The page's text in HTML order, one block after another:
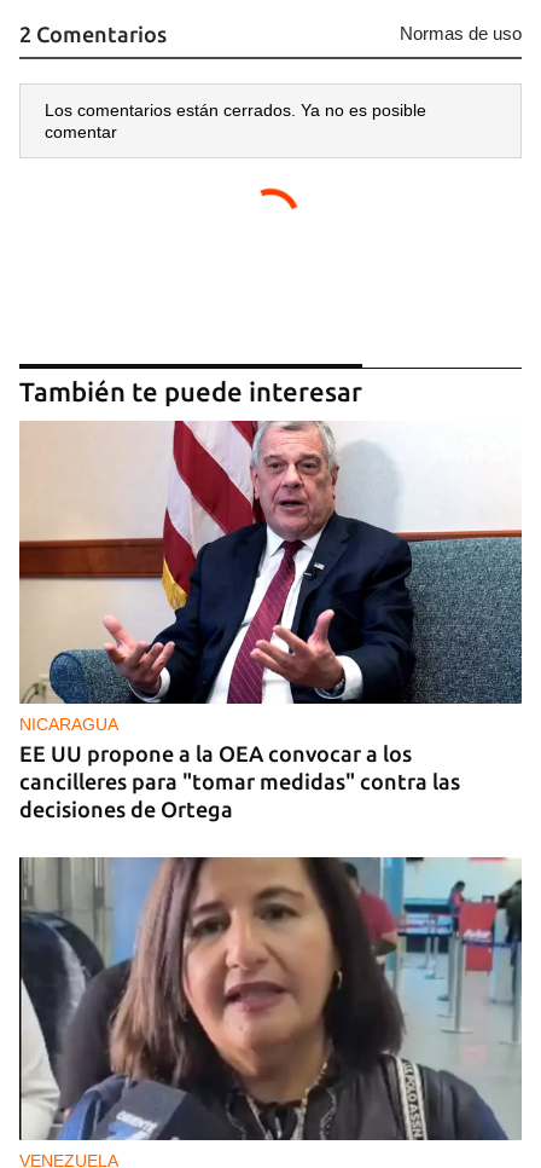
2 Comentarios Normas de uso
Los comentarios están cerrados. Ya no es posible
comentar
También te puede interesar
NICARAGUA
EE UU propone a la OEA convocar a los
cancilleres para "tomar medidas" contra las
decisiones de Ortega
VENEZUELA